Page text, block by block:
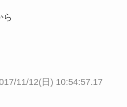
ら
11/12(日) 10:54:57.17